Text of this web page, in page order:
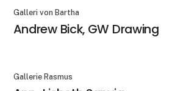
Galleri von Bartha
Andrew Bick, GW Drawing
Gallerie Rasmus